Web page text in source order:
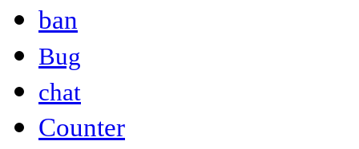
ban
Bug
chat
Counter